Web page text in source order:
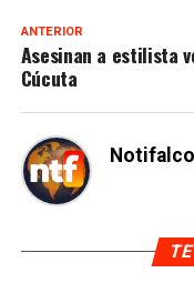
ANTERIOR
Asesinan a estilista
Cúcuta